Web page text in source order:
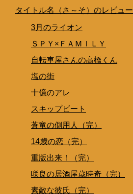
タイトル名（さ～そ）のレビュー
3月のライオン
ＳＰＹ×ＦＡＭＩＬＹ
自転車屋さんの高橋くん
塩の街
十億のアレ
スキップビート
蒼竜の側用人（完）
14歳の恋（完）
重版出来！（完）
咲良の居酒屋歳時奇（完）
素敵な彼氏（完）